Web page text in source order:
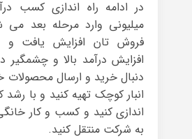
در ادامه راه اندازی کسب
میلیونی وارد مرحله بعد می
فروش تان افزایش یافت و
افزایش درآمد بالا و چشمگیر
دنبال خرید و ارسال محصولات
انبار کوچک تهیه کنید و با رشد
اندازی کنید و کسب و کار
به شرکت منتقل کنید.